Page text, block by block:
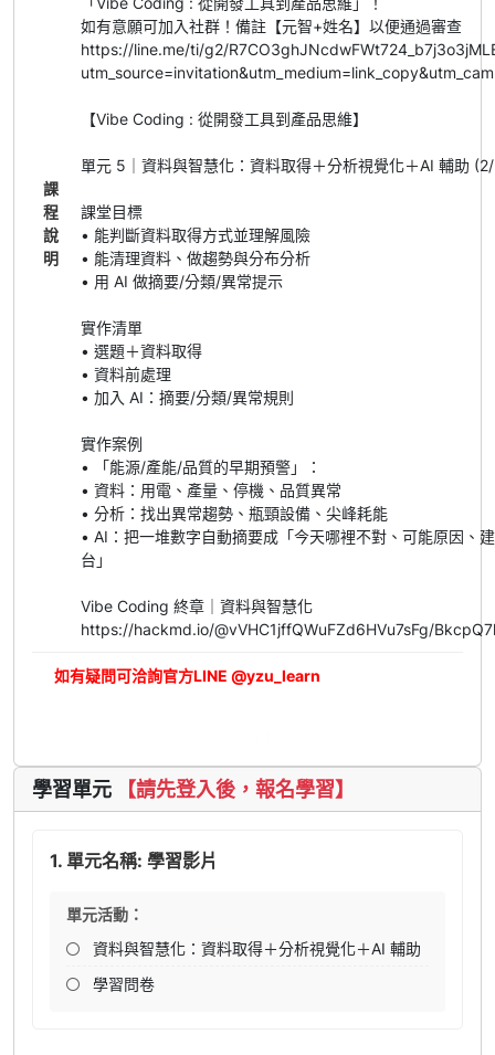
課
程
說
明
如有意願可加入社群！備註【元智+姓名】以便通過審查
https://line.me/ti/g2/
【Vibe Coding : 從開發工具到產品思維】
單元 5｜資料與智慧化：資料取得＋分析視覺化＋AI 輔助
課堂目標
• 能判斷資料取得方式並理解風險
• 能清理資料、做趨勢與分布分析
• 用 AI 做摘要/分類/異常提示
實作清單
• 選題＋資料取得
• 資料前處理
• 加入 AI：摘要/分類/異常規則
實作案例
• 「能源/產能/品質的早期預警」：
• 資料：用電、產量、停機、品質異常
• 分析：找出異常趨勢、瓶頸設備、尖峰耗能
• AI：把一堆數字自動摘要成「今天哪裡不對、可能原因、
台」
Vibe Coding 終章｜資料與智慧化
https://hackmd.io/@vVHC1jffQWuFZd6HVu7sFg/
如有疑問可洽詢官方LINE @yzu_learn
學習單元 【請先登入後，報名學習】
1. 單元名稱: 學習影片
單元活動：
資料與智慧化：資料取得＋分析視覺化＋AI 輔助
學習問卷